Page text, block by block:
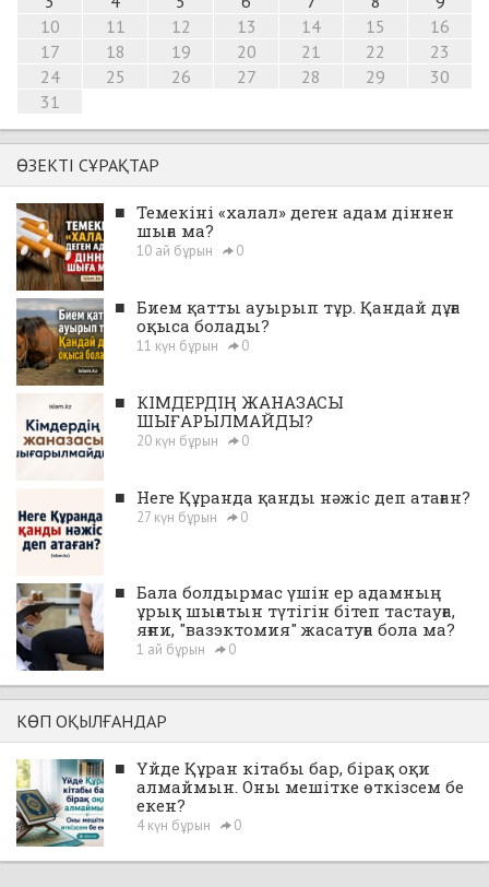
10
11 12 13 14 15
16
17
18 19 20 21 22
23
24
25 26 27 28 29
30
31
ӨЗЕКТІ СҰРАҚТАР
■ Темекіні «халал» деген адам діннен
шыға ма?
10 ай бұрын 0
■ Бием қатты ауырып тұр. Қандай дұға
оқыса болады?
11 күн бұрын 0
■ КІМДЕРДІҢ ЖАНАЗАСЫ
ШЫҒАРЫЛМАЙДЫ?
20 күн бұрын 0
■ Неге Құранда қанды нәжіс деп атаған?
27 күн бұрын 0
■ Бала болдырмас үшін ер адамның
ұрық шығатын түтігін бітеп тастауға,
яғни, "вазэктомия" жасатуға бола ма?
1 ай бұрын 0
КӨП ОҚЫЛҒАНДАР
■ Үйде Құран кітабы бар, бірақ оқи
алмаймын. Оны мешітке өткізсем бе
екен?
4 күн бұрын 0